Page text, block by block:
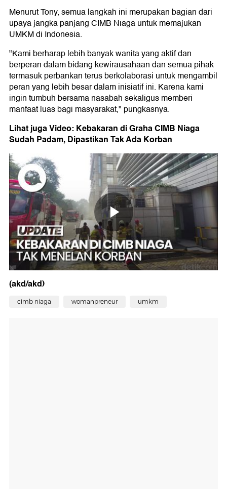
Menurut Tony, semua langkah ini merupakan bagian dari
upaya jangka panjang CIMB Niaga untuk memajukan
UMKM di Indonesia.
"Kami berharap lebih banyak wanita yang aktif dan
berperan dalam bidang kewirausahaan dan semua pihak
termasuk perbankan terus berkolaborasi untuk mengambil
peran yang lebih besar dalam inisiatif ini. Karena kami
ingin tumbuh bersama nasabah sekaligus memberi
manfaat luas bagi masyarakat," pungkasnya.
Lihat juga Video: Kebakaran di Graha CIMB Niaga
Sudah Padam, Dipastikan Tak Ada Korban
(akd/akd)
cimb niaga womanpreneur umkm